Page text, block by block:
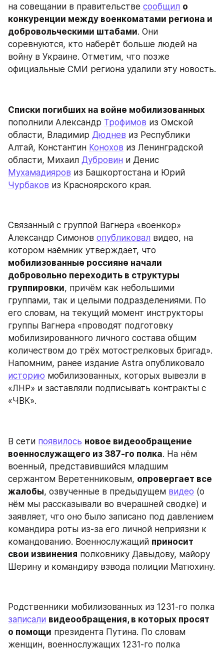
на совещании в правительстве сообщил о
конкуренции между военкоматами региона и
добровольческими штабами. Они
соревнуются, кто наберёт больше людей на
войну в Украине. Отметим, что позже
официальные СМИ региона удалили эту новость.
Списки погибших на войне мобилизованных
пополнили Александр Трофимов из Омской
области, Владимир Дюднев из Республики
Алтай, Константин Конохов из Ленинградской
области, Михаил Дубровин
Мухамадияров
Чурбаков из Красноярского края.
Связанный с группой Вагнера «военкор»
Александр Симонов опубликовал видео, на
мобилизованные россияне начали
добровольно переходить в структуры
группировки, причём как небольшими
группами, так и целыми подразделениями. По
его словам, на текущий момент инструкторы
группы Вагнера «проводят подготовку
мобилизированного личного состава общим
количеством до трёх мотострелковых бригад».
историю мобилизованных, которых вывезли в
«ЛНР» и заставляли подписывать контракты с
«ЧВК».
В сети появилось новое видеообращение
военнослужащего из 387-го полка. На нём
военный, представившийся младшим
сержантом Веретенниковым, опровергает все
жалобы, озвученные в предыдущем видео (о
нём мы рассказывали во вчерашней сводке) и
заявляет, что оно было записано под давлением
командира роты из-за его личной неприязни к
командованию. Военнослужащий приносит
свои извинения полковнику Давыдову, майору
Шерину и командиру взвода полиции Матюхину.
записали видеообращения, в которых просят
о помощи президента Путина. По словам
женщин, военнослужащих 1231-го полка